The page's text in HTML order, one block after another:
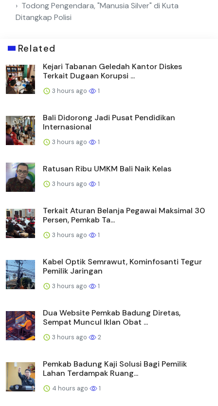
Todong Pengendara, "Manusia Silver" di Kuta
Ditangkap Polisi
Related
Kejari Tabanan Geledah Kantor Diskes
Terkait Dugaan Korupsi ...
3 hours ago 1
Bali Didorong Jadi Pusat Pendidikan
Internasional
3 hours ago 1
Ratusan Ribu UMKM Bali Naik Kelas
3 hours ago 1
Terkait Aturan Belanja Pegawai Maksimal 30
Persen, Pemkab Ta...
3 hours ago 1
Kabel Optik Semrawut, Kominfosanti Tegur
Pemilik Jaringan
3 hours ago 1
Dua Website Pemkab Badung Diretas,
Sempat Muncul Iklan Obat ...
3 hours ago 2
Pemkab Badung Kaji Solusi Bagi Pemilik
Lahan Terdampak Ruang...
4 hours ago 1